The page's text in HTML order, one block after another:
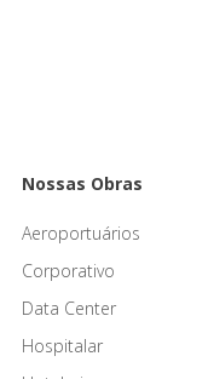
Nossas Obras
Aeroportuários
Corporativo
Data Center
Hospitalar